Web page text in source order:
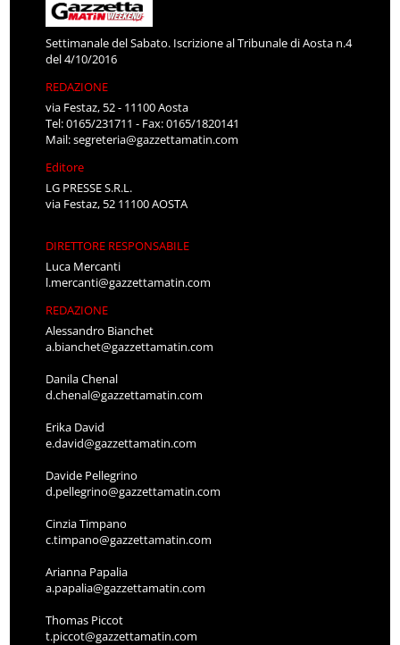
Settimanale del Sabato. Iscrizione al Tribunale di Aosta n.4
del 4/10/2016
REDAZIONE
via Festaz, 52 - 11100 Aosta
Tel: 0165/231711 - Fax: 0165/1820141
Mail:segreteria@gazzettamatin.com
Editore
LG PRESSE S.R.L.
via Festaz, 52 11100 AOSTA
DIRETTORE RESPONSABILE
Luca Mercanti
l.mercanti@gazzettamatin.com
REDAZIONE
Alessandro Bianchet
a.bianchet@gazzettamatin.com
Danila Chenal
d.chenal@gazzettamatin.com
Erika David
e.david@gazzettamatin.com
Davide Pellegrino
d.pellegrino@gazzettamatin.com
Cinzia Timpano
c.timpano@gazzettamatin.com
Arianna Papalia
a.papalia@gazzettamatin.com
Thomas Piccot
t.piccot@gazzettamatin.com